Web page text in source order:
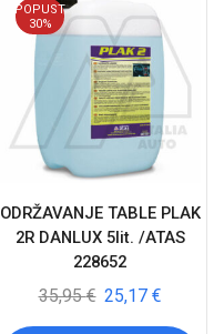
POPUST
30%
ODRŽAVANJE TABLE PLAK
2R DANLUX 5lit. /ATAS
228652
35,95€ 25,17 €